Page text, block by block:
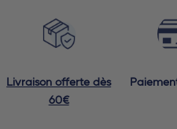
Livraison offerte dès
60€